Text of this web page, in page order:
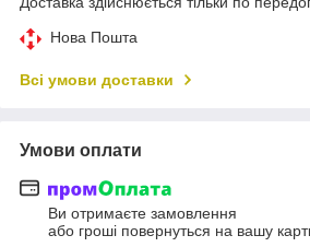
Нова Пошта
Всі умови доставки
Умови оплати
Ви отримаєте замовлення
або гроші повернуться на вашу